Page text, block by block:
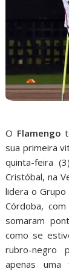
O Flamengo
sua primeira
quinta-feira
Cristóbal, na
lidera o
Córdoba,
somaram
como se
rubro-negro
apenas uma